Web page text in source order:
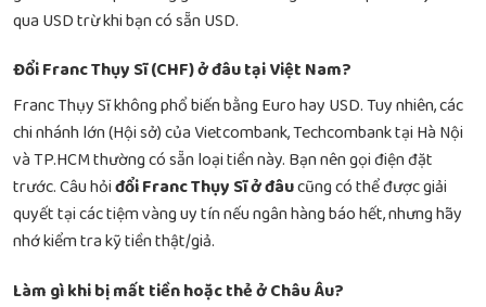
qua USD trừ khi bạn có sẵn USD.
Đổi Franc Thụy Sĩ (CHF) ở đâu tại Việt Nam?
Franc Thụy Sĩ không phổ biến bằng Euro hay USD. Tuy nhiên, các
chi nhánh lớn (Hội sở) của Vietcombank, Techcombank tại Hà Nội
và TP.HCM thường có sẵn loại tiền này. Bạn nên gọi điện đặt
trước. Câu hỏiđổi Franc Thụy Sĩ ở đâucũng có thể được giải
quyết tại các tiệm vàng uy tín nếu ngân hàng báo hết, nhưng hãy
nhớ kiểm tra kỹ tiền thật/giả.
Làm gì khi bị mất tiền hoặc thẻ ở Châu Âu?